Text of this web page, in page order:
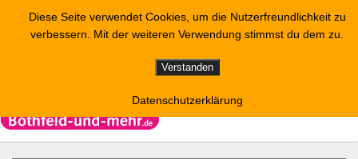
Diese Seite verwendet Cookies, um die Nutzerfreundlichkeit zu
verbessern. Mit der weiteren Verwendung stimmst du dem zu.
Verstanden
Datenschutzerklärung